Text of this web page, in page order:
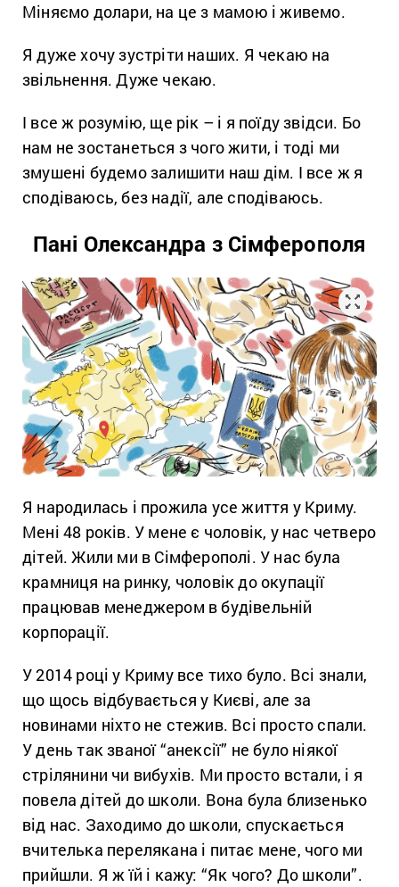
Міняємо долари, на це з мамою і живемо.
Я дуже хочу зустріти наших. Я чекаю на
звільнення. Дуже чекаю.
І все ж розумію, ще рік – і я поїду звідси. Бо
нам не зостанеться з чого жити, і тоді ми
змушені будемо залишити наш дім. І все ж я
сподіваюсь, без надії, але сподіваюсь.
Пані Олександра з Сімферополя
Я народилась і прожила усе життя у Криму.
Мені 48 років. У мене є чоловік, у нас четверо
дітей. Жили ми в Сімферополі. У нас була
крамниця на ринку, чоловік до окупації
працював менеджером в будівельній
корпорації.
У 2014 році у Криму все тихо було. Всі знали,
що щось відбувається у Києві, але за
новинами ніхто не стежив. Всі просто спали.
У день так званої “анексії” не було ніякої
стрілянини чи вибухів. Ми просто встали, і я
повела дітей до школи. Вона була близенько
від нас. Заходимо до школи, спускається
вчителька перелякана і питає мене, чого ми
прийшли. Я ж їй і кажу: “Як чого? До школи”.